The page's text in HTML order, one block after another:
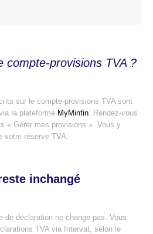
compte-provisions TVA ?
sur le compte-provisions TVA sont
la plateforme MyMinfin . Rendez-vous
« Gérer mes provisions ». Vous y
votre réserve TVA.
inchangé
de déclaration ne change pas. Vous
TVA via Intervat, selon le